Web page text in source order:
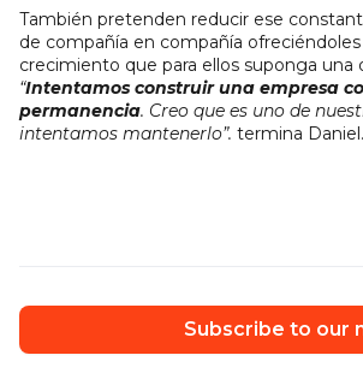
Subscribe to our
También pretenden reducir ese
de compañía en compañía
crecimiento que para ellos suponga
“Intentamos construir una empresa
permanencia. Creo que es uno de
intentamos mantenerlo”. termina Daniel.